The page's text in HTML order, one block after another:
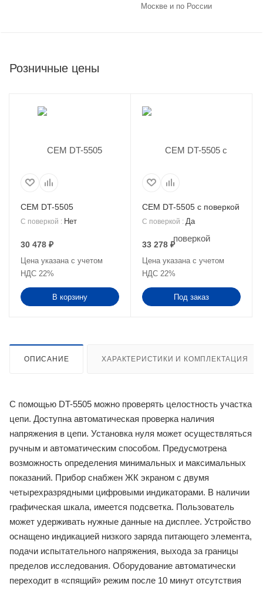
Москве и по России
Розничные цены
CEM DT-5505
С поверкой : Нет
30 478 ₽
Цена указана с учетом
НДС 22%
В корзину
CEM DT-5505 с поверкой
С поверкой : Да
33 278 ₽
Цена указана с учетом
НДС 22%
Под заказ
ОПИСАНИЕ ХАРАКТЕРИСТИКИ И КОМПЛЕКТАЦИЯ
С помощью DT-5505 можно проверять целостность участка
цепи. Доступна автоматическая проверка наличия
напряжения в цепи. Установка нуля может осуществляться
ручным и автоматическим способом. Предусмотрена
возможность определения минимальных и максимальных
показаний. Прибор снабжен ЖК экраном с двумя
четырехразрядными цифровыми индикаторами. В наличии
графическая шкала, имеется подсветка. Пользователь
может удерживать нужные данные на дисплее. Устройство
оснащено индикацией низкого заряда питающего элемента,
подачи испытательного напряжения, выхода за границы
пределов исследования. Оборудование автоматически
переходит в «спящий» режим после 10 минут отсутствия